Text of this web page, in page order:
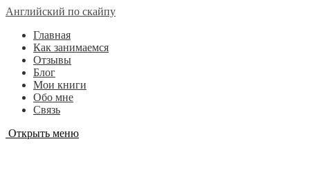
Английский по скайпу
Главная
Как занимаемся
Отзывы
Блог
Мои книги
Обо мне
Связь
Открыть меню